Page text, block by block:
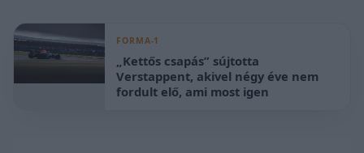
FORMA-1
„Kettős csapás” sújtotta
Verstappent, akivel négy éve nem
fordult elő, ami most igen